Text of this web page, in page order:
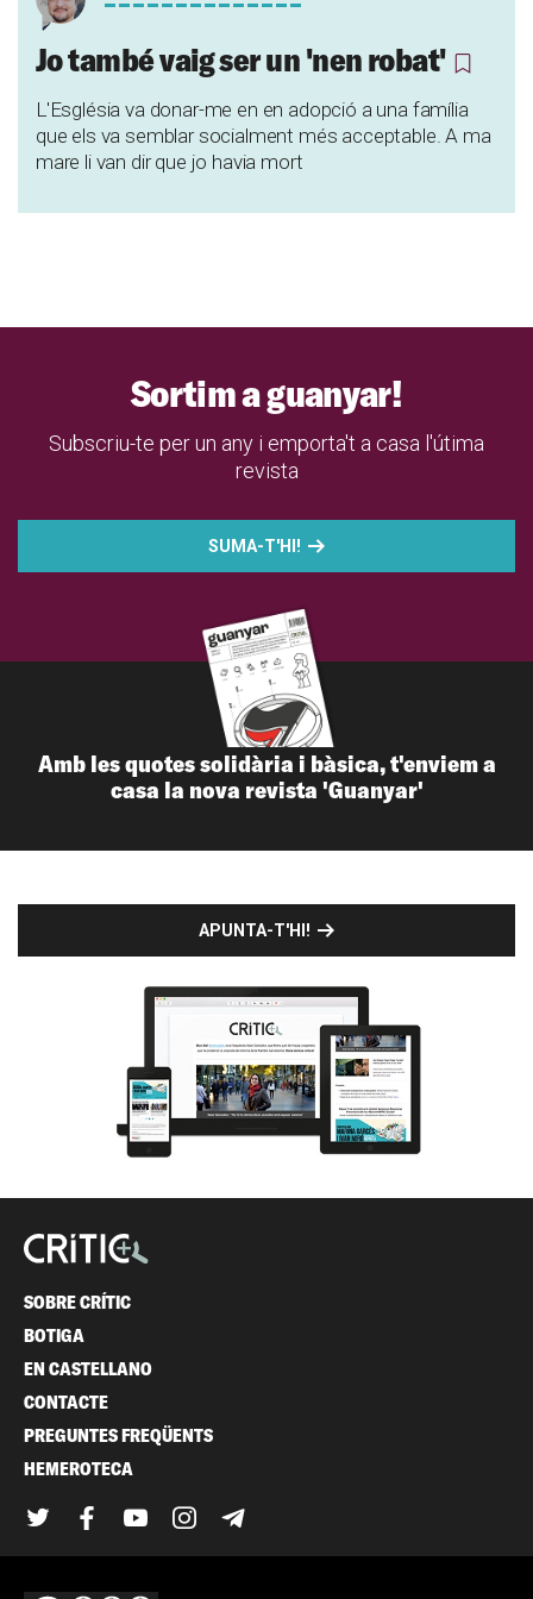
Jo també vaig ser un 'nen robat'
L'Església va donar-me en en adopció a una família
que els va semblar socialment més acceptable. A ma
mare li van dir que jo havia mort
Sortim a guanyar!
Subscriu-te per un any i emporta't a casa l'útima
revista
SUMA-T'HI!
Amb les quotes solidària i bàsica, t'enviem a
casa la nova revista 'Guanyar'
APUNTA-T'HI!
SOBRE CRÍTIC
BOTIGA
EN CASTELLANO
CONTACTE
PREGUNTES FREQÜENTS
HEMEROTECA
TwitterFacebook
YouTubeInstagram